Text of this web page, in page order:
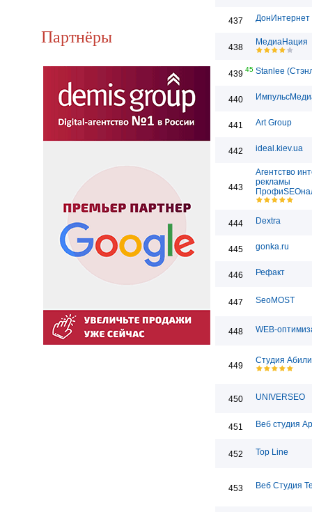
Партнёры
437 ДонИнтернет
438
МедиаНация
439 45 Stanlee
440
441 Art Group
442 ideal.kiev.ua
443
Агентство
рекламы
444 Dextra
445 gonka.ru
446 Рефакт
447 SeoMOST
448 WEB-
449
Студия
450 UNIVERSEO
451 Веб студия
452 Top Line
453 Веб Студия